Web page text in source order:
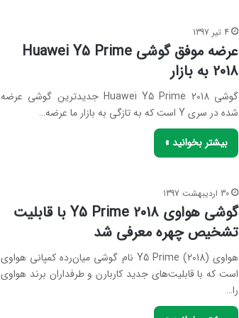
4 تیر 1397
عرضه موفق گوشی Huawei Y5 Prime
2018 به بازار
گوشی Huawei Y5 Prime 2018 جدیدترین گوشی عرضه
شده در سری Y است که به تازگی به بازار ما عرضه…
بیشتر بخوانید »
30 اردیبهشت 1397
گوشی هواوی Y5 Prime 2018 با قابلیت
تشخیص چهره معرفی شد
هواوی (Y5 Prime (2018 نام گوشی میان‌رده کمپانی هواوی
است که با قابلیت‌های جدید کاربارن و طرفداران برند هواوی
را…